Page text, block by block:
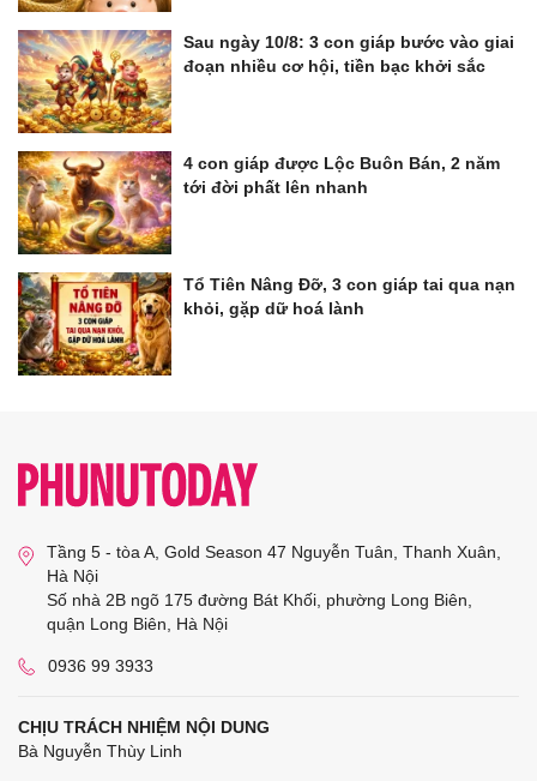
Sau ngày 10/8: 3 con giáp bước vào giai
đoạn nhiều cơ hội, tiền bạc khởi sắc
4 con giáp được Lộc Buôn Bán, 2 năm
tới đời phất lên nhanh
Tổ Tiên Nâng Đỡ, 3 con giáp tai qua nạn
khỏi, gặp dữ hoá lành
Tầng 5 - tòa A, Gold Season 47 Nguyễn Tuân, Thanh Xuân,
Hà Nội
Số nhà 2B ngõ 175 đường Bát Khối, phường Long Biên,
quận Long Biên, Hà Nội
0936 99 3933
CHỊU TRÁCH NHIỆM NỘI DUNG
Bà Nguyễn Thùy Linh